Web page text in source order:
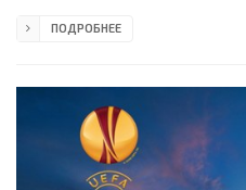
Амихай Иешуа Мозес (оба -
Беннард Кумордзи (Эльянив
Буффель (Ким Ожо, 77),
ПОДРОБНЕЕ